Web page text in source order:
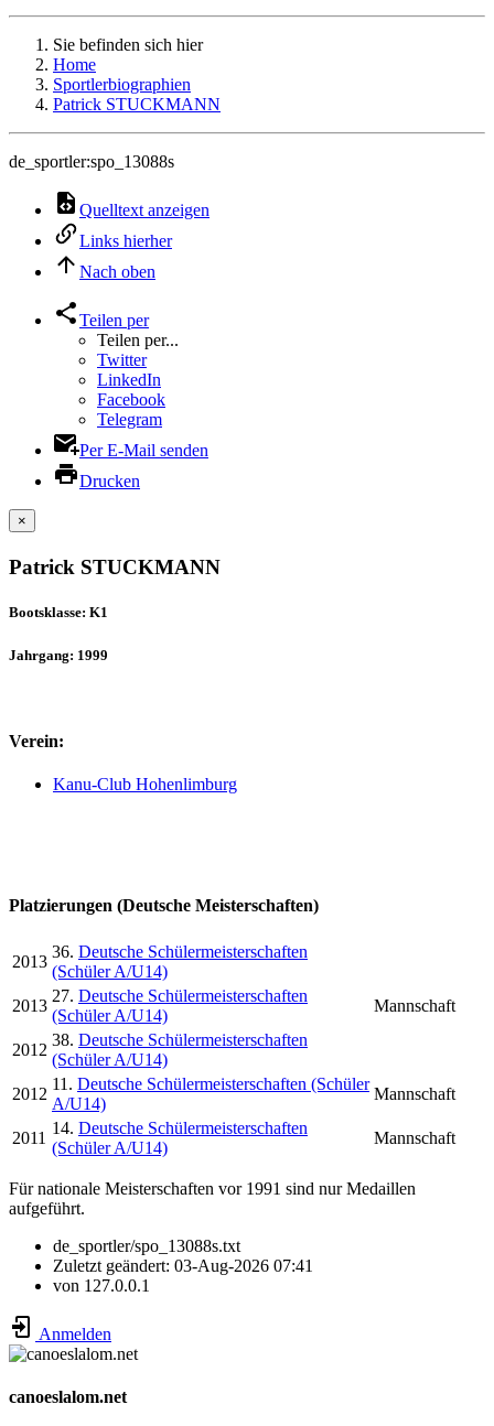
Sie befinden sich hier
Home
Sportlerbiographien
Patrick STUCKMANN
de_sportler:spo_13088s
Quelltext anzeigen
Links hierher
Nach oben
Teilen per
Teilen per...
Twitter
LinkedIn
Facebook
Telegram
Per E-Mail senden
Drucken
×
Patrick STUCKMANN
Bootsklasse: K1
Jahrgang: 1999
Verein:
Kanu-Club Hohenlimburg
Platzierungen (Deutsche Meisterschaften)
2013
36. Deutsche Schülermeisterschaften
(Schüler A/U14)
2013
27. Deutsche Schülermeisterschaften
(Schüler A/U14)
Mannschaft
2012
38. Deutsche Schülermeisterschaften
(Schüler A/U14)
2012
11. Deutsche Schülermeisterschaften (Schüler
A/U14)
Mannschaft
2011
14. Deutsche Schülermeisterschaften
(Schüler A/U14)
Mannschaft
Für nationale Meisterschaften vor 1991 sind nur Medaillen
aufgeführt.
de_sportler/spo_13088s.txt
Zuletzt geändert: 03-Aug-2026 07:41
von 127.0.0.1
Anmelden
canoeslalom.net